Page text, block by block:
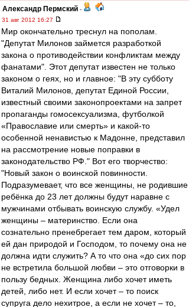
Александр Пермский -
31 авг 2012 16:27
Мир окончательно треснул на пополам.
"Депутат Милонов займется разработкой
закона о противодействии конфликтам между
фанатами". Этот депутат известен не только
законом о геях, но и главное: "В эту субботу
Виталий Милонов, депутат Единой России,
известный своими законопроектами на запрет
пропаганды гомосексуализма, футболкой
«Православие или смерть» и какой-то
особенной ненавистью к Мадонне, представил
на рассмотрение новые поправки в
законодательство РФ." Вот его творчество:
"Новый закон о воинской повинности.
Подразумевает, что все женщины, не родившие
ребёнка до 23 лет должны будут наравне с
мужчинами отбывать воинскую службу. «Удел
женщины – материнство. Если она
сознательно пренебрегает тем даром, который
ей дан природой и Господом, то почему она не
должна идти служить? А то что она «до сих пор
не встретила большой любви – это отговорки в
пользу бедных. Женщина либо хочет иметь
детей, либо нет. И если хочет – то поиск
супруга дело нехитрое, а если не хочет – то,